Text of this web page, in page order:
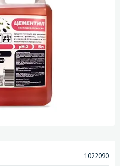
1022090